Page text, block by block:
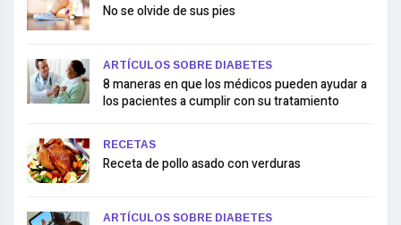
No se olvide de sus pies
ARTÍCULOS SOBRE DIABETES
8 maneras en que los médicos pueden ayudar a
los pacientes a cumplir con su tratamiento
RECETAS
Receta de pollo asado con verduras
ARTÍCULOS SOBRE DIABETES